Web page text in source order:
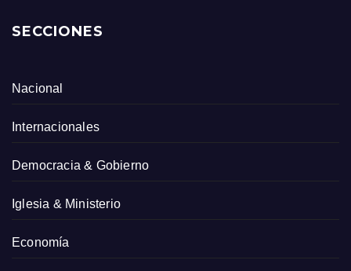
SECCIONES
Nacional
Internacionales
Democracia & Gobierno
Iglesia & Ministerio
Economía